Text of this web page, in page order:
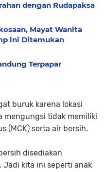
dengan Rudapaksa
Mayat Wanita
ini Ditemukan
Terpapar
buruk karena lokasi
mengungsi tidak memiliki
(MCK) serta air bersih.
disediakan
Jadi kita ini seperti anak